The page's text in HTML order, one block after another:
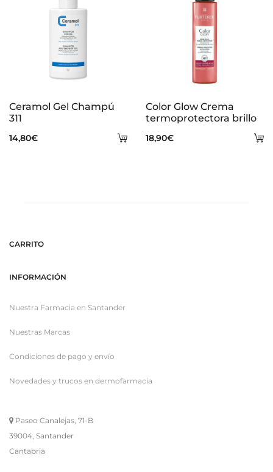
Añadir
Ceramol Gel Champú
311
14,80€
Color Glow Crema
termoprotectora brillo
18,90€
CARRITO
INFORMACIÓN
Nuestra Farmacia en Santander
Nuestras Marcas
Condiciones de pago y envío
Novedades y trucos en dermofarmacia
Paseo Canalejas, 71-B
39004, Santander
Cantabria